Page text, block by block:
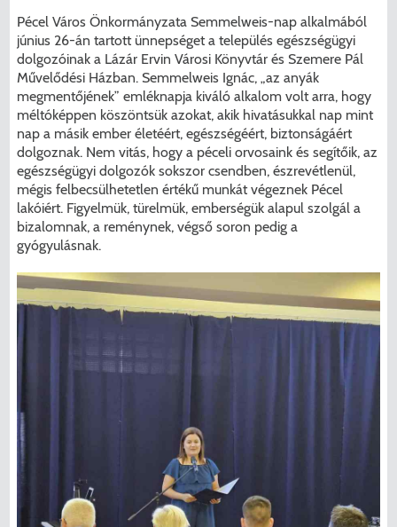
Pécel Város Önkormányzata Semmelweis-nap alkalmából
június 26-án tartott ünnepséget a település egészségügyi
dolgozóinak a Lázár Ervin Városi Könyvtár és Szemere Pál
Művelődési Házban. Semmelweis Ignác, „az anyák
megmentőjének” emléknapja kiváló alkalom volt arra, hogy
méltóképpen köszöntsük azokat, akik hivatásukkal nap mint
nap a másik ember életéért, egészségéért, biztonságáért
dolgoznak. Nem vitás, hogy a péceli orvosaink és segítőik, az
egészségügyi dolgozók sokszor csendben, észrevétlenül,
mégis felbecsülhetetlen értékű munkát végeznek Pécel
lakóiért. Figyelmük, türelmük, emberségük alapul szolgál a
bizalomnak, a reménynek, végső soron pedig a
gyógyulásnak.